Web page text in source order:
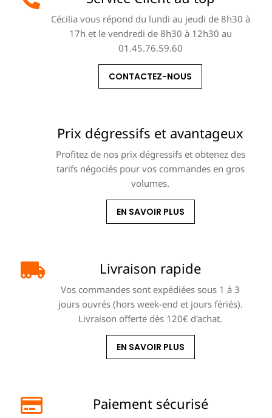
Cécilia vous répond du lundi au jeudi de 8h30 à
17h et le vendredi de 8h30 à 12h30 au
01.45.76.59.60
CONTACTEZ-NOUS
Prix dégressifs et avantageux
Profitez de nos prix dégressifs et obtenez des
tarifs négociés pour vos commandes en gros
volumes.
EN SAVOIR PLUS
Livraison rapide
Vos commandes sont expédiées sous 1 à 3
jours ouvrés (hors week-end et jours fériés).
Livraison offerte dès 120€ d'achat.
EN SAVOIR PLUS
Paiement sécurisé